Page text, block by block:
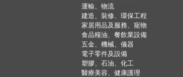
運輸、物流
建造、裝修、環保工程
家居用品及服務、寵物
食品糧油、餐飲業設備
五金、機械、儀器
電子零件及設備
塑膠、石油、化工
醫療美容、健康護理